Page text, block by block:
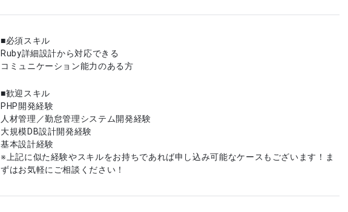
必須スキル
Ruby詳細設計から対応できる
コミュニケーション能力のある方
歓迎スキル
PHP開発経験
人材管理／勤怠管理システム開発経験
大規模DB設計開発経験
基本設計経験
上記に似た経験やスキルをお持ちであれば申し込み可能なケースもございます！ま
ずはお気軽にご相談ください！